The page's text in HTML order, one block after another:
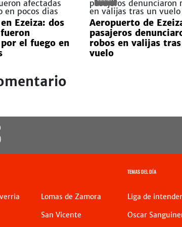
Ezeiza: dos
el fuego en
Aeropuerto de
pasajeros
robos en valijas
vuelo
Lomas de Zamora
San Vicente
TEMAS DEL DÍA
Liga de
Oscar